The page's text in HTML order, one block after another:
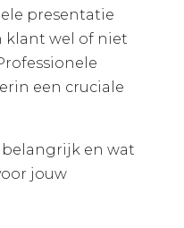
presentatie
klant wel of niet
een cruciale
belangrijk en wat
jouw